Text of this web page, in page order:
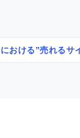
おける”売れるサ